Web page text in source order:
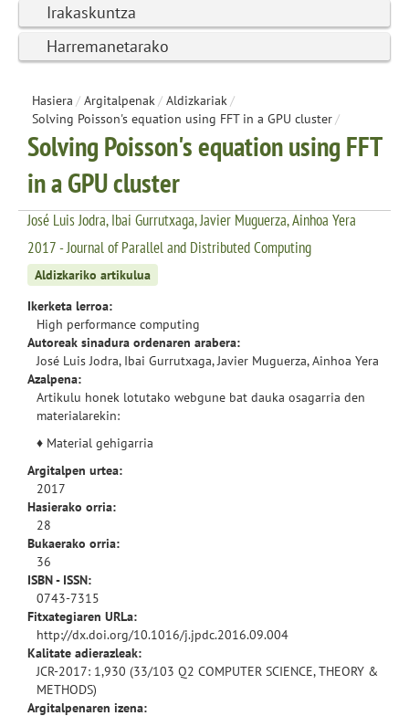
Irakaskuntza
Harremanetarako
Hasiera / Argitalpenak/ Aldizkariak/
Solving Poisson's equation using FFT in a GPU cluster/
Solving Poisson's equation using FFT
in a GPU cluster
José Luis Jodra, Ibai Gurrutxaga, Javier Muguerza, Ainhoa Yera
2017 - Journal of Parallel and Distributed Computing
Aldizkariko artikulua
Ikerketa lerroa:
High performance computing
Autoreak sinadura ordenaren arabera:
José Luis Jodra, Ibai Gurrutxaga, Javier Muguerza, Ainhoa Yera
Azalpena:
Artikulu honek lotutako webgune bat dauka osagarria den
materialarekin:
♦ Material gehigarria
Argitalpen urtea:
2017
Hasierako orria:
28
Bukaerako orria:
36
ISBN - ISSN:
0743-7315
Fitxategiaren URLa:
http://dx.doi.org/10.1016/j.jpdc.2016.09.004
Kalitate adierazleak:
JCR-2017: 1,930 (33/103 Q2 COMPUTER SCIENCE, THEORY &
METHODS)
Argitalpenaren izena: